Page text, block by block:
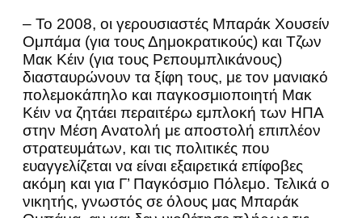
– Το 2008, οι γερουσιαστές Μπαράκ Χουσείν
Ομπάμα (για τους Δημοκρατικούς) και Τζων
Μακ Κέιν (για τους Ρεπουμπλικάνους)
διασταυρώνουν τα ξίφη τους, με τον μανιακό
πολεμοκάπηλο και παγκοσμιοποιητή Μακ
Κέιν να ζητάει περαιτέρω εμπλοκή των ΗΠΑ
στην Μέση Ανατολή με αποστολή επιπλέον
στρατευμάτων, και τις πολιτικές που
ευαγγελίζεται να είναι εξαιρετικά επίφοβες
ακόμη και για Γ’ Παγκόσμιο Πόλεμο. Τελικά ο
νικητής, γνωστός σε όλους μας Μπαράκ